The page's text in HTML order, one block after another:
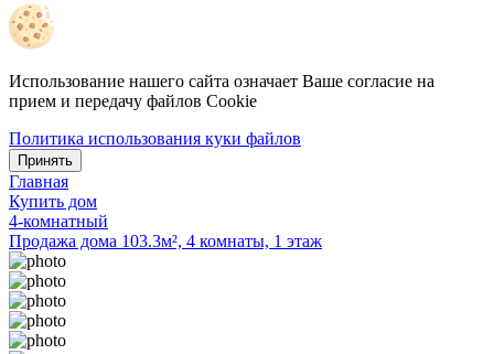
Использование нашего сайта означает Ваше согласие на
прием и передачу файлов Cookie
Политика использования куки файлов
Принять
Главная
Купить дом
4-комнатный
Продажа дома 103.3м², 4 комнаты, 1 этаж